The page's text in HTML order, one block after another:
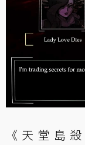
《天堂島